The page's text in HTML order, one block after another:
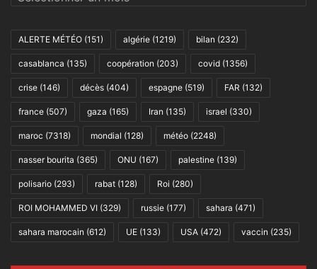
ALERTE MÉTÉO (151) algérie (1219) bilan (232)
casablanca (135) coopération (203) covid (1356)
crise (146) décès (404) espagne (519) FAR (132)
france (507) gaza (165) Iran (135) israel (330)
maroc (7318) mondial (128) météo (2248)
nasser bourita (365) ONU (167) palestine (139)
polisario (293) rabat (128) Roi (280)
ROI MOHAMMED VI (329) russie (177) sahara (471)
sahara marocain (612) UE (133) USA (472) vaccin (235)